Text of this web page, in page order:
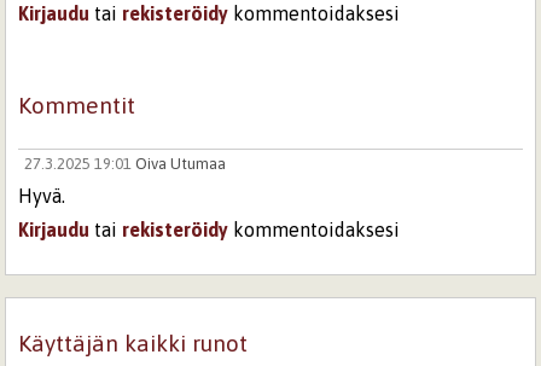
Kirjaudu tai rekisteröidy kommentoidaksesi
Kommentit
27.3.2025 19:01 Oiva Utumaa
Hyvä.
Kirjaudu tai rekisteröidy kommentoidaksesi
Sivut
Käyttäjän kaikki runot